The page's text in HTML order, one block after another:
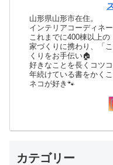
山形県山形市在住。
インテリアコーディネ
これまでに400棟以上の
家づくりに携わり、「
くりをお手伝い🏠
好きなことを長くコツ
年続けている書をかく
ネコが好き🐾
カテゴリー